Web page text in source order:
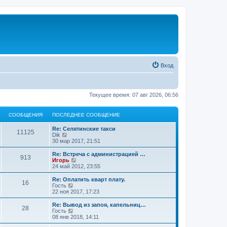
Вход
Текущее время: 07 авг 2026, 06:56
СООБЩЕНИЯ ПОСЛЕДНЕЕ СООБЩЕНИЕ
11125
Re: Селятинские такси
Dik
е
р
е
т
п
о
с
е
д
н
е
30 мар 2017, 21:51
913
Re: Встреча с администрацией …
Игорь
е
р
е
т
п
о
с
24 май 2012, 23:55
16
Re: Оплатить кварт плату.
Гость
е
р
е
т
22 ноя 2017, 17:23
28
Re: Вывод из запоя, капельниц…
Гость
е
р
08 янв 2018, 14:11